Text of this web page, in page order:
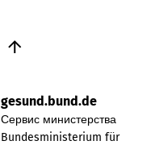
gesund.bund.de
Сервис министерства
Bundesministerium für